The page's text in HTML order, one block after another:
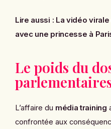
Lire aussi : La vidéo
avec une princesse à
Le poids du
L’affaire du média training
confrontée aux